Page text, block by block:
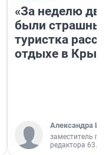
«За неделю
были
туристка
отдыхе в
Александра
заместитель
редактора 63.RU